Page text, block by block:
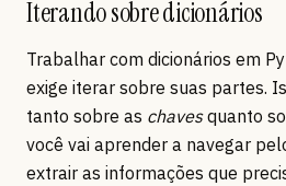
Iterando sobre dicionários
Trabalhar com dicionários em
exige iterar sobre suas partes.
tanto sobre as chavesquanto
você vai aprender a navegar
extrair as informações que